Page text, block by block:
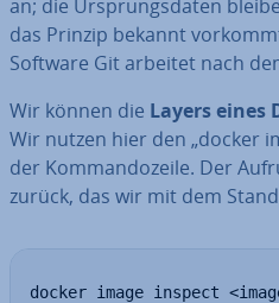
an; die Ur­sprungs­da­ten
das Prinzip bekannt
Software Git arbeitet nach
Wir können die Layers eines
Wir nutzen hier den „docker
der Kom­man­do­zei­le. Der
zurück, das wir mit dem
docker image inspect